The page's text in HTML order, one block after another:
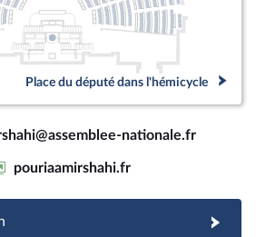
Place du député dans l'hémicycle
nationale.fr
pouriaamirshahi.fr